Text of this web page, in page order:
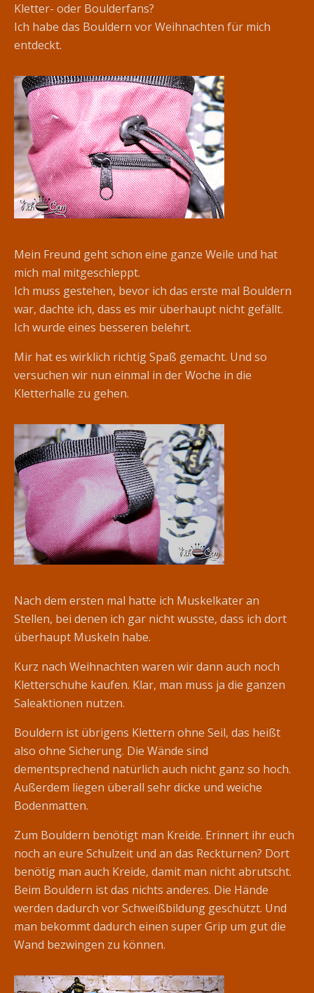
Kletter- oder Boulderfans?
Ich habe das Bouldern vor Weihnachten für mich
entdeckt.
Mein Freund geht schon eine ganze Weile und hat
mich mal mitgeschleppt.
Ich muss gestehen, bevor ich das erste mal Bouldern
war, dachte ich, dass es mir überhaupt nicht gefällt.
Ich wurde eines besseren belehrt.
Mir hat es wirklich richtig Spaß gemacht. Und so
versuchen wir nun einmal in der Woche in die
Kletterhalle zu gehen.
Nach dem ersten mal hatte ich Muskelkater an
Stellen, bei denen ich gar nicht wusste, dass ich dort
überhaupt Muskeln habe.
Kurz nach Weihnachten waren wir dann auch noch
Kletterschuhe kaufen. Klar, man muss ja die ganzen
Saleaktionen nutzen.
Bouldern ist übrigens Klettern ohne Seil, das heißt
also ohne Sicherung. Die Wände sind
dementsprechend natürlich auch nicht ganz so hoch.
Außerdem liegen überall sehr dicke und weiche
Bodenmatten.
Zum Bouldern benötigt man Kreide. Erinnert ihr euch
noch an eure Schulzeit und an das Reckturnen? Dort
benötig man auch Kreide, damit man nicht abrutscht.
Beim Bouldern ist das nichts anderes. Die Hände
werden dadurch vor Schweißbildung geschützt. Und
man bekommt dadurch einen super Grip um gut die
Wand bezwingen zu können.